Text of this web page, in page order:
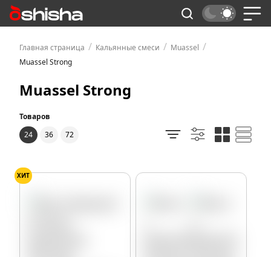
Главная страница / Кальянные смеси / Muassel /
Muassel Strong
Muassel Strong
Товаров
24
36 72
ХИТ